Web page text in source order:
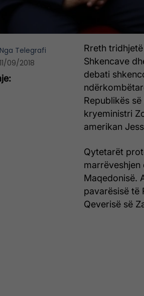
Rreth
Shkencave
debati
Republikës
kryeministri
amerikan
Qytetarët
marrëveshjen
Maqedonisë.
pavarësisë të
Qeverisë së
Nga Telegrafi
11/09/2018